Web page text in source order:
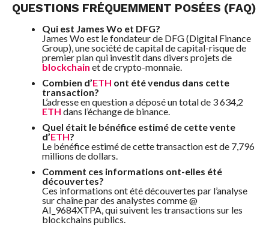
QUESTIONS FRÉQUEMMENT POSÉES (FAQ)
Qui est James Wo et DFG?
James Wo est le fondateur de DFG (Digital Finance
Group), une société de capital de capital-risque de
premier plan qui investit dans divers projets de
blockchain et de crypto-monnaie.
Combien d’ETH ont été vendus dans cette
transaction?
L’adresse en question a déposé un total de 3 634,2
ETH dans l’échange de binance.
Quel était le bénéfice estimé de cette vente
d’ETH?
Le bénéfice estimé de cette transaction est de 7,796
millions de dollars.
Comment ces informations ont-elles été
découvertes?
Ces informations ont été découvertes par l’analyse
sur chaîne par des analystes comme @
AI_9684XTPA, qui suivent les transactions sur les
blockchains publics.